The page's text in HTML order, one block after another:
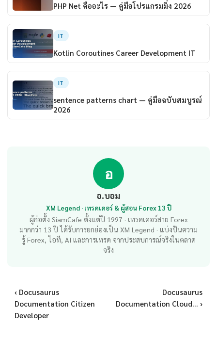
PHP Net คืออะไร — คู่มือโปรแกรมมิ่ง 2026
IT
Kotlin Coroutines Career Development IT
IT
sentence patterns chart — คู่มือฉบับสมบูรณ์
2026
อ
อ.บอม
XM Legend · เทรดเดอร์ & ผู้สอน Forex 13 ปี
ผู้ก่อตั้ง SiamCafe ตั้งแต่ปี 1997 · เทรดเดอร์สาย Forex
มากกว่า 13 ปี ได้รับการยกย่องเป็น XM Legend · แบ่งปันความ
รู้ Forex, ไอที, AI และการเทรด จากประสบการณ์จริงในตลาด
จริง
‹ Docusaurus
Documentation Citizen
Developer
Docusaurus
Documentation Cloud... ›